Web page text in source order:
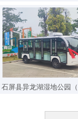
1天前 156****3457
1天前 137****2511
1天前 185****1177
1天前 155****4568
7天前 159****3959
7天前 152****1142
7天前
石屏县异龙湖湿地公园